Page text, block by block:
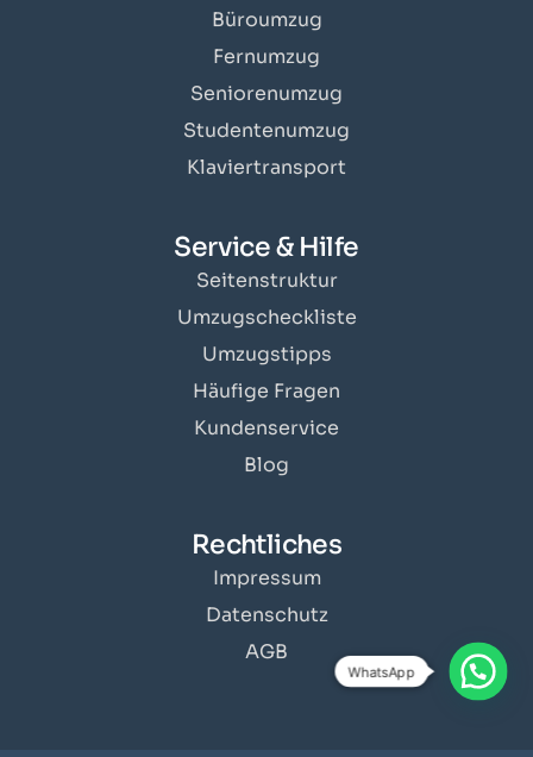
Büroumzug
Fernumzug
Seniorenumzug
Studentenumzug
Klaviertransport
Service & Hilfe
Seitenstruktur
Umzugscheckliste
Umzugstipps
Häufige Fragen
Kundenservice
Blog
Rechtliches
Impressum
Datenschutz
AGB
WhatsApp